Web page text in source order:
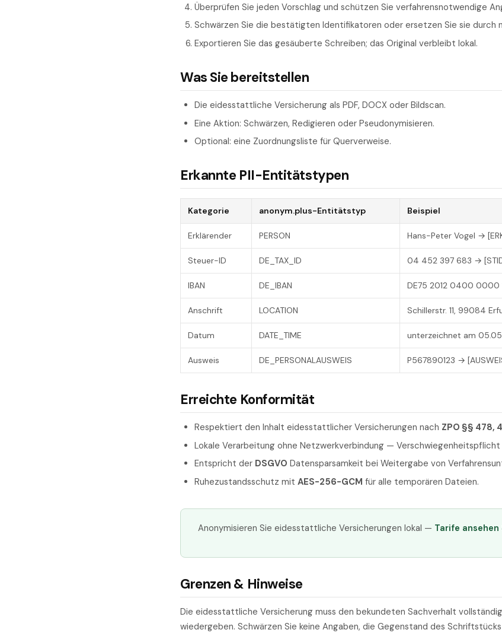
Überprüfen Sie jeden Vorschlag und schützen Sie verfahrensnotwendige
Schwärzen Sie die bestätigten Identifikatoren oder ersetzen Sie sie durch
Exportieren Sie das gesäuberte Schreiben; das Original verbleibt lokal.
Was Sie bereitstellen
Die eidesstattliche Versicherung als PDF, DOCX oder Bildscan.
Eine Aktion: Schwärzen, Redigieren oder Pseudonymisieren.
Optional: eine Zuordnungsliste für Querverweise.
Erkannte PII-Entitätstypen
Kategorie anonym.plus-Entitätstyp Beispiel
Erklärender PERSON Hans-Peter Vogel →
Steuer-ID DE_TAX_ID 04 452 397 683 →
IBAN DE_IBAN DE75 2012 0400 0000
Anschrift LOCATION Schillerstr. 11, 99084
Datum DATE_TIME unterzeichnet am
Ausweis DE_PERSONALAUSWEIS P567890123 →
Erreichte Konformität
Respektiert den Inhalt eidesstattlicher Versicherungen nach ZPO §§ 478,
Lokale Verarbeitung ohne Netzwerkverbindung —
Entspricht der DSGVO Datensparsamkeit bei Weitergabe von
Ruhezustandsschutz mit AES-256-GCM für alle temporären Dateien.
Anonymisieren Sie eidesstattliche Versicherungen lokal — Tarife
Grenzen & Hinweise
Die eidesstattliche Versicherung muss den bekundeten Sachverhalt
wiedergeben. Schwärzen Sie keine Angaben, die Gegenstand des